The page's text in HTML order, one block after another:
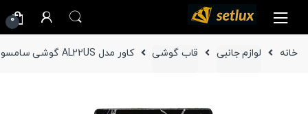
navigation
content
0
خانه لوازم جانبی قاب گوشی کاور مدل AL22US گوشی سامسونگ Galaxy S22 Ultra